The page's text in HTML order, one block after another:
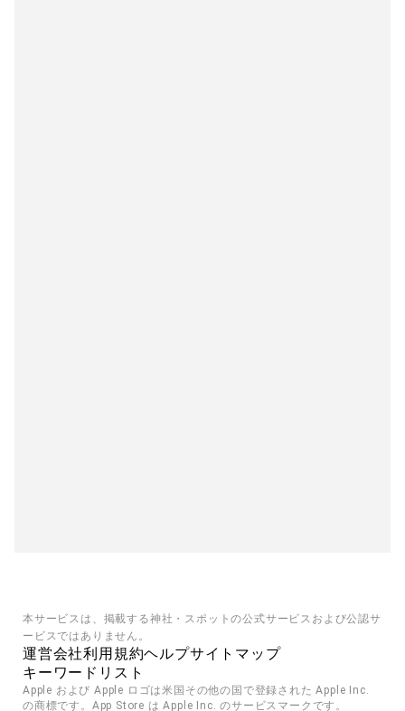
本サービスは、掲載する神社・スポットの公式サービスおよび公認サ
ービスではありません。
運営会社利用規約ヘルプサイトマップ
キーワードリスト
Apple および Apple ロゴは米国その他の国で登録された Apple Inc.
の商標です。App Store は Apple Inc. のサービスマークです。